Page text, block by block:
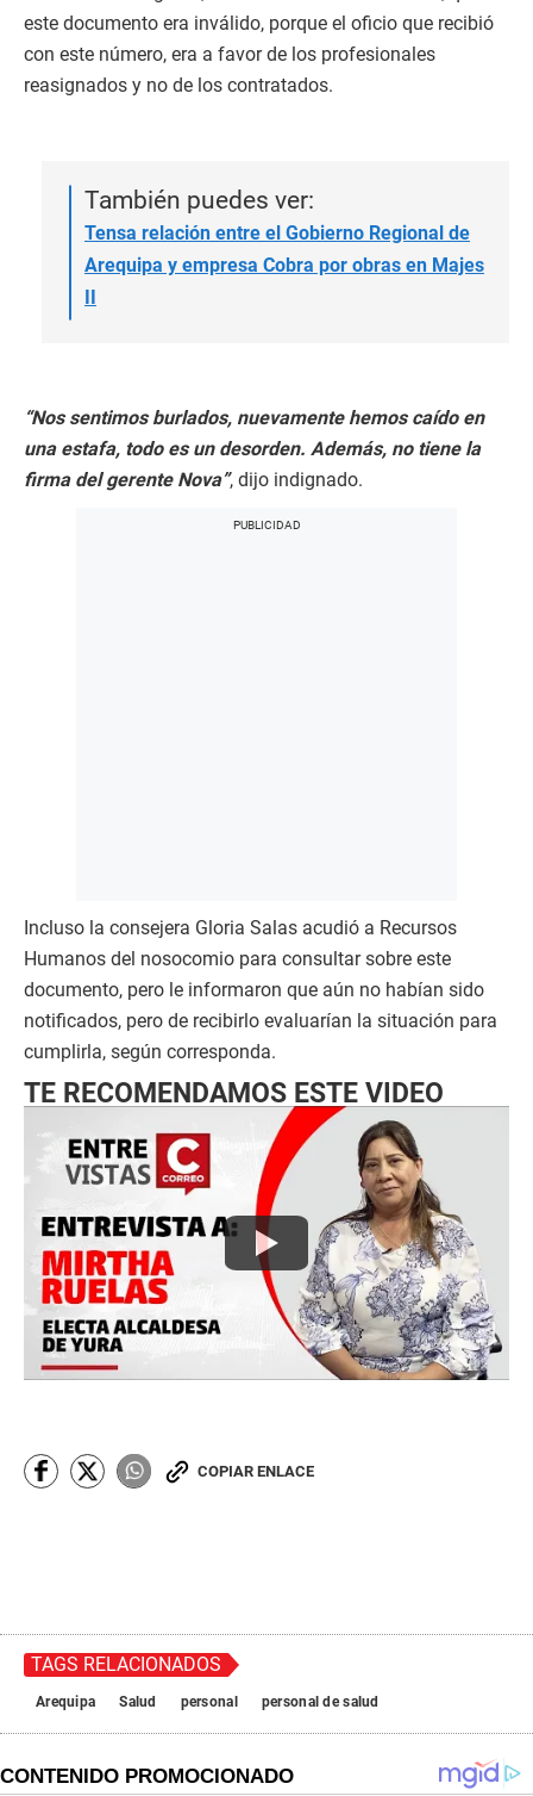
este documento era inválido, porque el oficio que recibió
con este número, era a favor de los profesionales
reasignados y no de los contratados.
También puedes ver:
Tensa relación entre el Gobierno Regional de
Arequipa y empresa Cobra por obras en Majes
“Nos sentimos burlados, nuevamente hemos caído en
una estafa, todo es un desorden. Además, no tiene la
firma del gerente Nova”, dijo indignado.
Incluso la consejera Gloria Salas acudió a Recursos
Humanos del nosocomio para consultar sobre este
documento, pero le informaron que aún no habían sido
notificados, pero de recibirlo evaluarían la situación para
cumplirla, según corresponda.
TE RECOMENDAMOS ESTE VIDEO
COPIAR ENLACE
TAGS RELACIONADOS
Arequipa Salud personal personal de salud